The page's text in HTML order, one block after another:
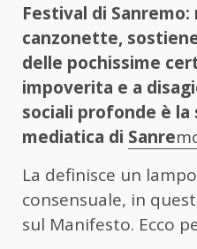
Festival di
canzonette,
delle pochissime
impoverita e a
sociali profonde è
mediatica di Sanre
La definisce un
consensuale, in
sul Manifesto. Ecco